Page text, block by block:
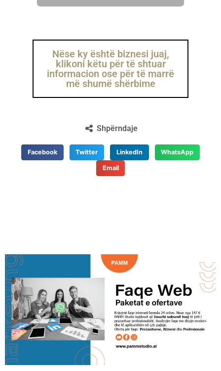
Nëse ky është biznesi juaj,
klikoni këtu për të shtuar
informacion ose për të marrë
më shumë shërbime
Shpërndaje
Facebook Twitter LinkedIn WhatsApp
Email